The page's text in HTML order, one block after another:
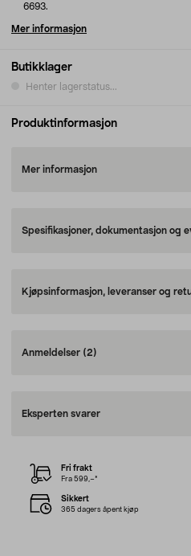
Butikklager
Henter lagerstatus...
6693.
Mer informasjon
Produktinformasjon
Mer informasjon
Spesifikasjoner, dokumentasjon og
Kjøpsinformasjon, leveranser og
Anmeldelser (2)
Eksperten svarer
Fri frakt
Fra 599,–*
Sikkert
365 dagers åpent kjøp